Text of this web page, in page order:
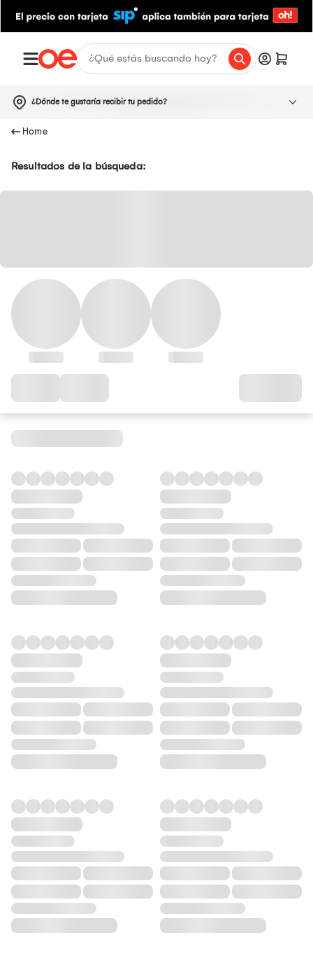
¿Dónde te gustaría recibir tu pedido?
Resultados de la búsqueda: